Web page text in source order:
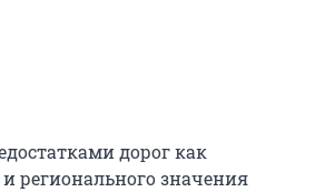
дорог как
регионального значения